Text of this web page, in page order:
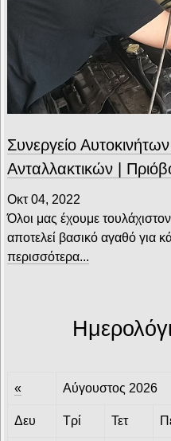
Συνεργείο
Ανταλλακτικών |
Οκτ 04, 2022
Όλοι μας έχουμε
αποτελεί βασικό αγαθό για
περισσότερα...
« Αύγουστος 2026
Δευ Τρί Τετ